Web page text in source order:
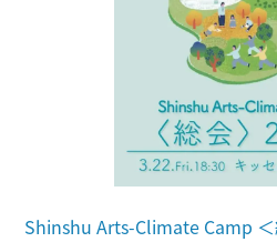
Shinshu Arts-Climate Camp